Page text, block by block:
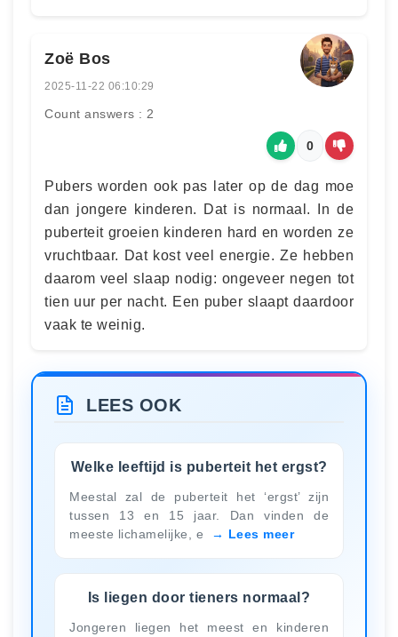
Zoë Bos
2025-11-22 06:10:29
Count answers : 2
0
Pubers worden ook pas later op de dag moe
dan jongere kinderen. Dat is normaal. In de
puberteit groeien kinderen hard en worden ze
vruchtbaar. Dat kost veel energie. Ze hebben
daarom veel slaap nodig: ongeveer negen tot
tien uur per nacht. Een puber slaapt daardoor
vaak te weinig.
LEES OOK
Welke leeftijd is puberteit het ergst?
Meestal zal de puberteit het ‘ergst’ zijn
tussen 13 en 15 jaar. Dan vinden de
meeste lichamelijke, e
Lees meer
Is liegen door tieners normaal?
Jongeren liegen het meest en kinderen